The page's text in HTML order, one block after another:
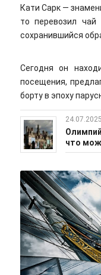
Кати Сарк —
то перевозил
сохранившийся
Сегодня он
посещения,
борту в эпоху
24.07.2025
что